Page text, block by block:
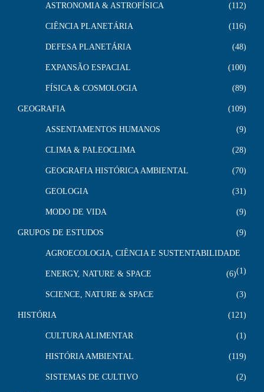
ASTRONOMIA & ASTROFÍSICA 112
CIÊNCIA PLANETÁRIA 116
DEFESA PLANETÁRIA 48
EXPANSÃO ESPACIAL 100
FÍSICA & COSMOLOGIA 89
GEOGRAFIA 109
ASSENTAMENTOS HUMANOS 9
CLIMA & PALEOCLIMA 28
GEOGRAFIA HISTÓRICA AMBIENTAL 70
GEOLOGIA 31
MODO DE VIDA 9
GRUPOS DE ESTUDOS 9
AGROECOLOGIA, CIÊNCIA E SUSTENTABILIDADE
1
ENERGY, NATURE & SPACE 6
SCIENCE, NATURE & SPACE 3
HISTÓRIA 121
CULTURA ALIMENTAR 1
HISTÓRIA AMBIENTAL 119
SISTEMAS DE CULTIVO 2